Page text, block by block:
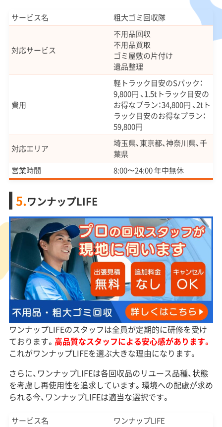
サービス名 粗大ゴミ回収隊
対応サービス
不用品回収
不用品買取
ゴミ屋敷の片付け
遺品整理
費用
軽トラック目安のSパック：
9,800円 、1.5tトラック目安の
お得なプラン：34,800円 、2tト
ラック目安のお得なプラン：
59,800円
対応エリア
埼玉県、東京都、神奈川県、千
葉県
営業時間
8:00〜24:00 年中無休
5.ワンナップLIFE
ワンナップLIFEのスタッフは全員が定期的に研修を受け
ております。 高品質なスタッフによる安心感があります。
これがワンナップLIFEを選ぶ大きな理由になります。
さらに、ワンナップLIFEは各回収品のリユース品種、状態
を考慮し再使用性を追求しています。環境への配慮が求め
られる今、ワンナップLIFEは適当な選択です。
サービス名 ワンナップLIFE